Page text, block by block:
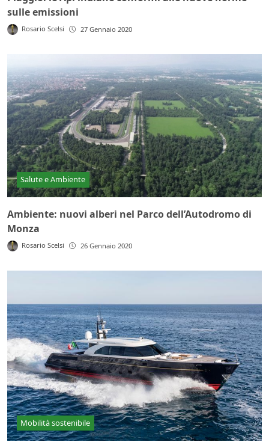
sulle emissioni
Rosario Scelsi 27 Gennaio 2020
Salute e Ambiente
Ambiente: nuovi alberi nel Parco dell’Autodromo di
Monza
Rosario Scelsi 26 Gennaio 2020
Mobilità sostenibile